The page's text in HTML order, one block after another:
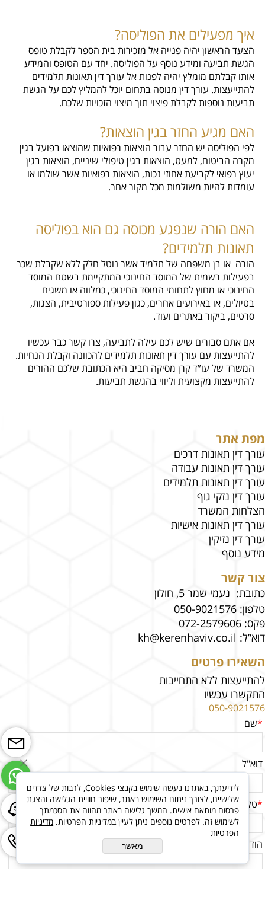
איך מפעילים את הפוליסה?
הצעד הראשון יהיה פנייה אל מזכירות בית הספר לקבלת טופס
הגשת תביעה ומידע נוסף על הפוליסה. יחד עם הטופס והמידע
אותו קבלתם מומלץ יהיה לפנות אל עורך דין תאונות תלמידים
להתייעצות. עורך דין מנוסה בתחום יוכל להמליץ לכם על הגשת
תביעות נוספות לקבלת פיצוי תוך מיצוי הזכויות שלכם.
האם מגיע החזר בגין הוצאות?
לפי הפוליסה יש החזר עבור הוצאות רפואיות שהוצאו בפועל בגין
מקרה הביטוח, למעט, הוצאות בגין טיפולי שיניים, הוצאות בגין
יעוץ רפואי לקביעת אחוזי נכות, הוצאות רפואיות אשר שולמו או
עומדות להיות משולמות מכל מקור אחר.
האם הורה שנפגע מכוסה גם הוא בפוליסה
תאונות תלמידים?
הורה או בן משפחה של תלמיד אשר נוטל חלק ללא שקבלת שכר
בפעילות רשמית של המוסד החינוכי המתקיימת בשטח המוסד
החינוכי או מחוץ לתחומי המוסד החינוכי, כמלווה או משגיח
בטיולים, או באירועים אחרים, כגון פעילות ספורטיבית, הצגות,
סרטים, ביקור באתרים ועוד.
אם אתם סבורים שיש לכם עילה לתביעה, צרו קשר כבר עכשיו
להתייעצות עם עורך דין תאונות תלמידים להכוונה וקבלת הנחיות.
המשרד של עו”ד קרן מסיקה חביב היא הכתובת שלכם ההורים
להתייעצות מקצועית וליווי בהגשת תביעות.
מפת אתר
עורך דין תאונות דרכים
עורך דין תאונות עבודה
עורך דין תאונות תלמידים
עורך דין נזקי גוף
הצלחות המשרד
עורך דין תאונות אישיות
עורך דין נזיקין
מידע נוסף
צור קשר
כתובת: נעמי שמר 5, חולון
טלפון: 050-9021576
פקס: 072-2579606
דוא”ל: kh@kerenhaviv.co.il
השאירו פרטים
להתייעצות ללא התחייבות
התקשרו עכשיו
050-9021576
*שם
דוא"ל
*טלפון
הודעה
לידיעתך, באתרנו נעשה שימוש בקבצי Cookies, לרבות של צדדים
שלישיים, לצורך ניתוח השימוש באתר, שיפור חוויית הגלישה והצגת
פרסום מותאם אישית. המשך גלישה באתר מהווה את הסכמתך
לשימוש זה. לפרטים נוספים ניתן לעיין במדיניות הפרטיות. מדיניות
הפרטיות
מאשר